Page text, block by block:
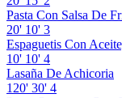
Pasta Con Salsa De
20' 10' 3
Espaguetis Con
10' 10' 4
Lasaña De Achicoria
120' 30' 4